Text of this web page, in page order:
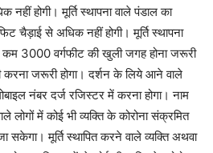
होगी। मूर्ति स्थापना वाले पंडाल का
चैड़ाई से अधिक नहीं होगी। मूर्ति स्थापना
3000 वर्गफीट की खुली जगह होना जरूरी
करना जरूरी होगा। दर्शन के लिये आने वाले
नंबर दर्ज रजिस्टर में करना होगा। नाम
लोगों में कोई भी व्यक्ति के कोरोना संक्रमित
सकेगा। मूर्ति स्थापित करने वाले व्यक्ति अथवा